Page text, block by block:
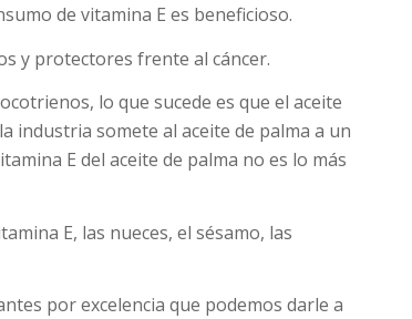
de vitamina E es beneficioso.
y protectores frente al cáncer.
lo que sucede es que el aceite
industria somete al aceite de palma a un
E del aceite de palma no es lo más
E, las nueces, el sésamo, las
por excelencia que podemos darle a